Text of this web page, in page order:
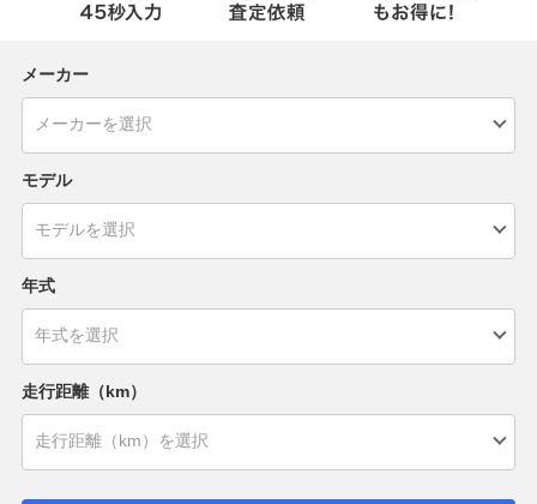
メーカー
モデル
年式
走行距離（km）